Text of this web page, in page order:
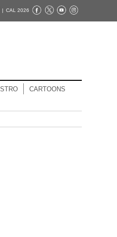
| CAL 2026
CARTOONS